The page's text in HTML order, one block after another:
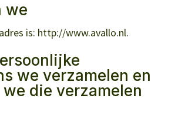
we
is: http://www.avallo.nl.
we verzamelen en
die verzamelen